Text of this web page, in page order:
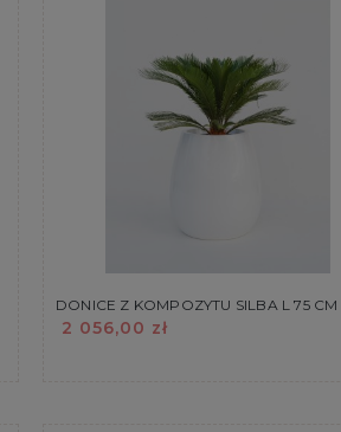
DONICE Z KOMPOZYTU SILBA L 75 CM
2 056,00 zł